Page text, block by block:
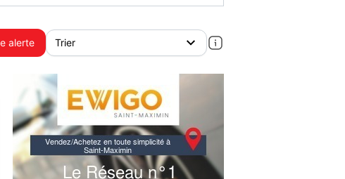
alerte